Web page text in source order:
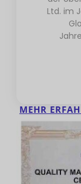
Ltd. im
MEHR